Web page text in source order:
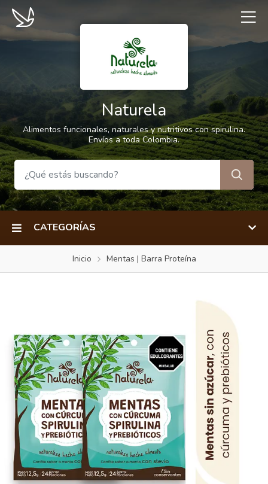
Naturela
Alimentos funcionales, naturales y nutritivos con spirulina.
Envíos a toda Colombia.
CATEGORÍAS
Inicio Mentas | Barra Proteína